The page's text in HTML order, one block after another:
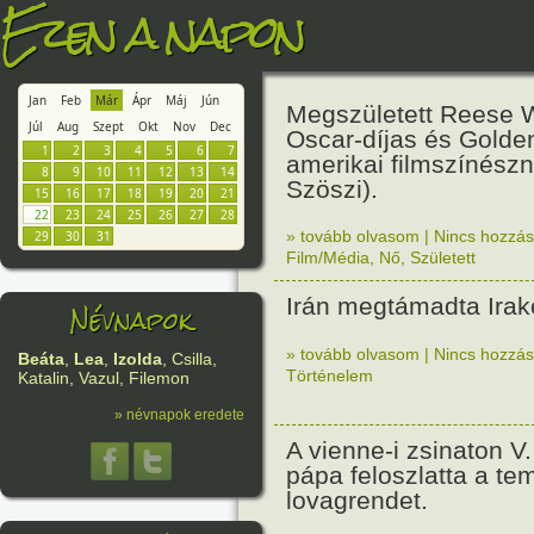
Ezen a napon
Jan Feb Már Ápr Máj
Jún
Júl
Aug Szept Okt Nov
Dec
1
2 3 4 5 6
7
8
9 10 11 12 13
14
15
16 17 18 19 20
21
22
23 24 25 26 27
28
29
30 31
Névnapok
Beáta, Lea, Izolda, Csilla,
Katalin, Vazul, Filemon
» névnapok eredete
Megszületett Reese
Oscar-díjas és
amerikai
Szöszi).
» tovább olvasom | Nincs
Film/Média
Nő Született
Irán megtámadta
» tovább olvasom | Nincs
Történelem
A vienne-i zsinaton
pápa feloszlatta a
lovagrendet.